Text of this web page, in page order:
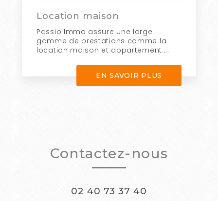
Location maison
Passio Immo assure une large
gamme de prestations comme la
location maison et appartement....
EN SAVOIR PLUS
Contactez-nous
02 40 73 37 40